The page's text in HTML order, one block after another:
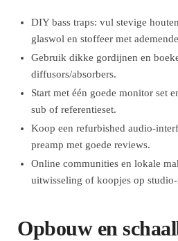
DIY bass traps: vul stevige
glaswol en stoffeer met
Gebruik dikke gordijnen en
diffusors/absorbers.
Start met één goede monitor set
sub of referentieset.
Koop een refurbished audio-
preamp met goede reviews.
Online communities en lokale
uitwisseling of koopjes op
Opbouw en